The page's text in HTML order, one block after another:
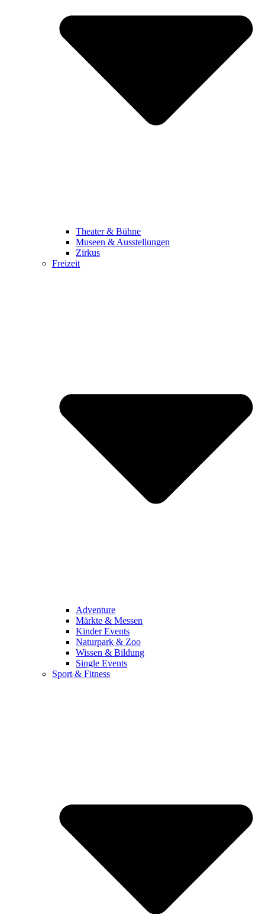
Theater & Bühne
Museen & Ausstellungen
Zirkus
Freizeit
Adventure
Märkte & Messen
Kinder Events
Naturpark & Zoo
Wissen & Bildung
Single Events
Sport & Fitness